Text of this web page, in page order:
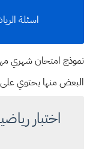
اسئلة
نموذج امتحان شهري
البعض منها يحتوي
اختبار